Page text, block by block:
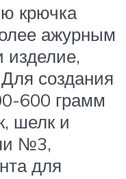
крючка
ажурным
создания
600 грамм
шелк и
№3,
для